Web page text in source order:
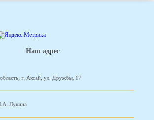
Наш адрес
г. Аксай, ул. Дружбы, 17
Лукина